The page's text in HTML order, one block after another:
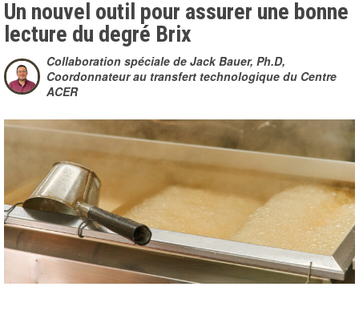
Un nouvel outil pour assurer une bonne
lecture du degré Brix
Collaboration spéciale de Jack Bauer, Ph.D,
Coordonnateur au transfert technologique du Centre
ACER